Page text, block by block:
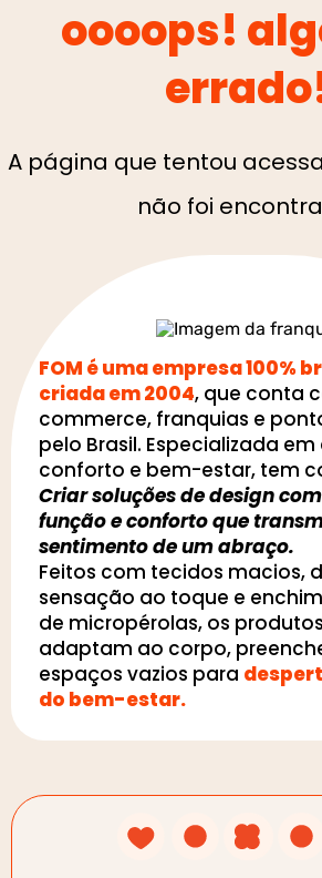
oooops!
A página que tentou
não foi
FOM é uma empresa 100%
criada em 2004, que conta
commerce, franquias e
pelo Brasil. Especializada
conforto e bem-estar, tem
Criar soluções de design
função e conforto que
sentimento de um abraço.
Feitos com tecidos macios,
sensação ao toque e
de micropérolas, os produtos
adaptam ao corpo,
espaços vazios para
do bem-estar.